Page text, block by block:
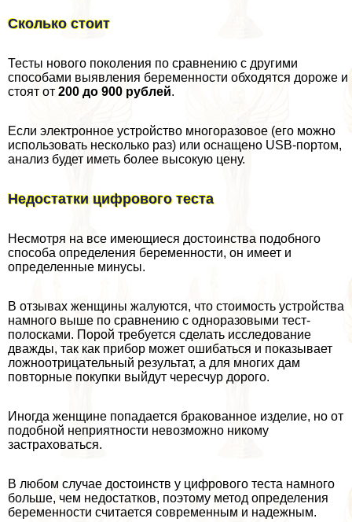
Сколько стоит
Тесты нового поколения по сравнению с другими
способами выявления беременности обходятся дороже и
стоят от 200 до 900 рублей.
Если электронное устройство многоразовое (его можно
использовать несколько раз) или оснащено USB-портом,
анализ будет иметь более высокую цену.
Недостатки цифрового теста
Несмотря на все имеющиеся достоинства подобного
способа определения беременности, он имеет и
определенные минусы.
В отзывах женщины жалуются, что стоимость устройства
намного выше по сравнению с одноразовыми тест-
полосками. Порой требуется сделать исследование
дважды, так как прибор может ошибаться и показывает
ложноотрицательный результат, а для многих дам
повторные покупки выйдут чересчур дорого.
Иногда женщине попадается бpaкованное изделие, но от
подобной неприятности невозможно никому
застраховаться.
В любом случае достоинств у цифрового теста намного
больше, чем недостатков, поэтому метод определения
беременности считается современным и надежным.